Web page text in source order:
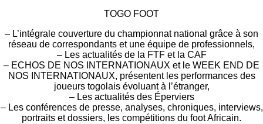
TOGO FOOT
– L’intégrale couverture du championnat national grâce à son
réseau de correspondants et une équipe de professionnels,
– Les actualités de la FTF et la CAF
– ECHOS DE NOS INTERNATIONAUX et le WEEK END DE
NOS INTERNATIONAUX, présentent les performances des
joueurs togolais évoluant à l’étranger,
– Les actualités des Éperviers
– Les conférences de presse, analyses, chroniques, interviews,
portraits et dossiers, les compétitions du foot Africain.